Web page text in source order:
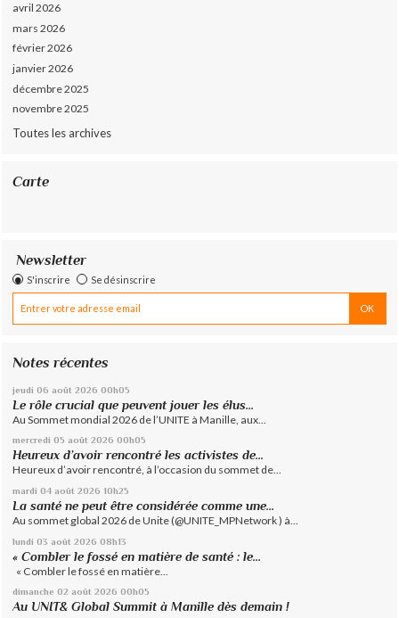
avril 2026
mars 2026
février 2026
janvier 2026
décembre 2025
novembre 2025
Toutes les archives
Carte
Newsletter
S'inscrire Se désinscrire
Notes récentes
jeudi 06 août 2026 00h05
Le rôle crucial que peuvent jouer les élus...
Au Sommet mondial 2026 de l’UNITE à Manille, aux...
mercredi 05 août 2026 00h05
Heureux d’avoir rencontré les activistes de...
Heureux d’avoir rencontré, à l’occasion du sommet de...
mardi 04 août 2026 10h25
La santé ne peut être considérée comme une...
Au sommet global 2026 de Unite (@UNITE_MPNetwork ) à...
lundi 03 août 2026 08h13
« Combler le fossé en matière de santé : le...
« Combler le fossé en matière...
dimanche 02 août 2026 00h05
Au UNIT& Global Summit à Manille dès demain !